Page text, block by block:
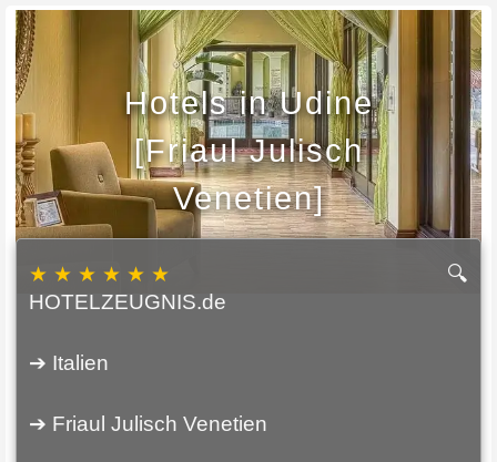
Hotels in Udine
[Friaul Julisch
Venetien]
🔍
★ ★ ★ ★ ★ ★
HOTELZEUGNIS.de
➔ Italien
➔ Friaul Julisch Venetien